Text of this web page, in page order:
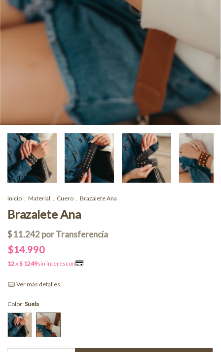
Inicio . Material . Cuero . Brazalete Ana
Brazalete Ana
$14.990
Ver más detalles
Color:Suela